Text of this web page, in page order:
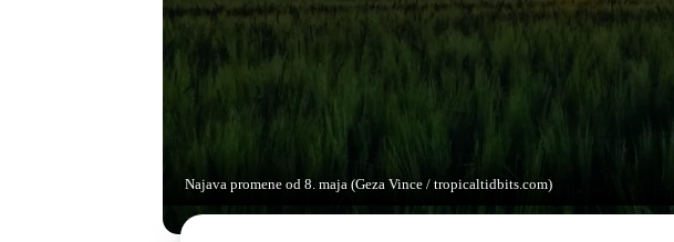
Najava promene od 8. maja (Geza Vince / tropicaltidbits.com)